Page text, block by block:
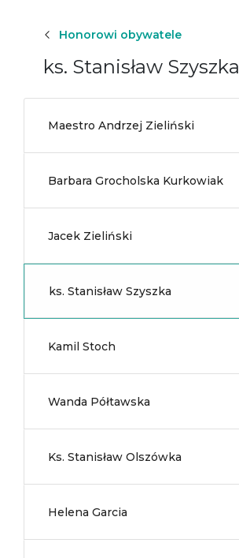
Honorowi obywatele
ks. Stanisław Szyszka
Maestro Andrzej Zieliński
Barbara Grocholska Kurkowiak
Jacek Zieliński
ks. Stanisław Szyszka
Kamil Stoch
Wanda Półtawska
Ks. Stanisław Olszówka
Helena Garcia